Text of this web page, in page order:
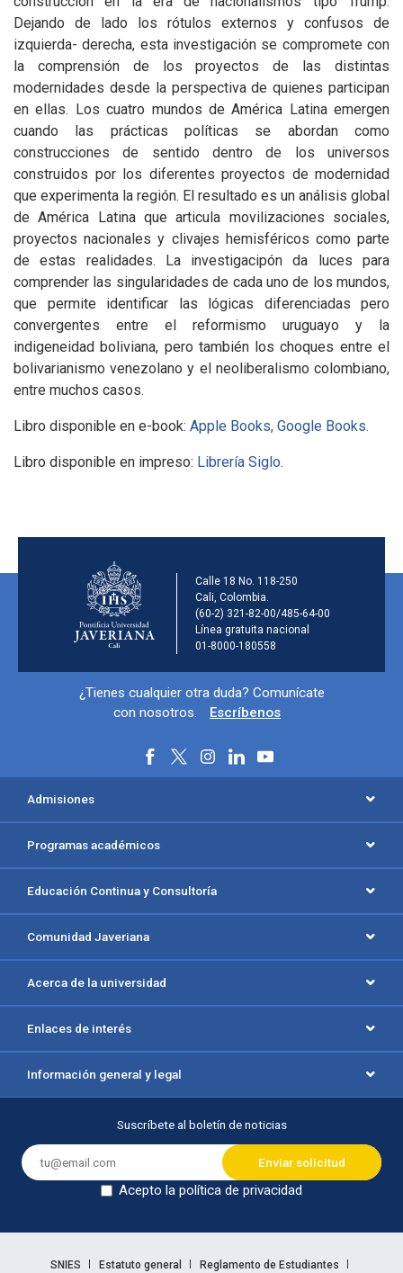
Dejando de lado los rótulos externos y confusos de
izquierda- derecha, esta investigación se compromete con
la comprensión de los proyectos de las distintas
modernidades desde la perspectiva de quienes participan
en ellas. Los cuatro mundos de América Latina emergen
cuando las prácticas políticas se abordan como
construcciones de sentido dentro de los universos
construidos por los diferentes proyectos de modernidad
que experimenta la región. El resultado es un análisis global
de América Latina que articula movilizaciones sociales,
proyectos nacionales y clivajes hemisféricos como parte
de estas realidades. La investigacipón da luces para
comprender las singularidades de cada uno de los mundos,
que permite identificar las lógicas diferenciadas pero
convergentes entre el reformismo uruguayo y la
indigeneidad boliviana, pero también los choques entre el
bolivarianismo venezolano y el neoliberalismo colombiano,
entre muchos casos.
Libro disponible en e-book: Apple Books, Google Books.
Libro disponible en impreso: Librería Siglo.
Información de la
Calle 18 No. 118-250
Cali, Colombia.
(60-2) 321-82-00/485-64-00
Línea gratuita nacional
01-8000-180558
Información y redes sociales
¿Tienes cualquier otra duda? Comunícate
con nosotros.
Escríbenos
Menú principal del footer
Admisiones
Programas académicos
Educación Continua y Consultoría
Comunidad Javeriana
Acerca de la universidad
Enlaces de interés
Información general y legal
Suscríbete al boletín de noticias
Acepto la política de privacidad
SNIES Estatuto general Reglamento de Estudiantes